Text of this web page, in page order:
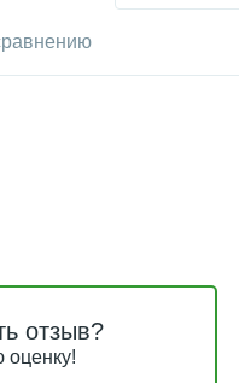
отзыв?
оценку!